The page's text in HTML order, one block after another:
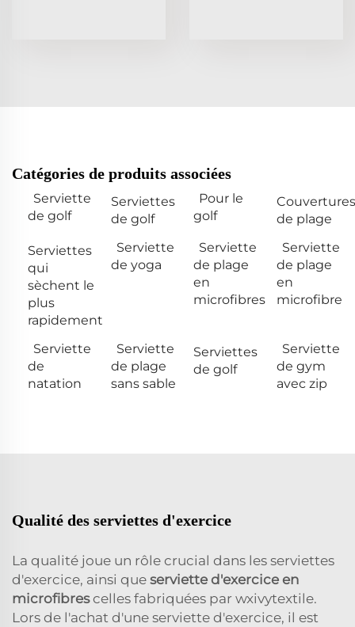
Catégories de produits associées
Serviette
de golf
Serviettes
de golf
Pour le
golf
Couvertures
de plage
Serviettes
qui
sèchent le
plus
rapidement
Serviette
de yoga
Serviette
de plage
en
microfibres
Serviette
de plage
en
microfibre
Serviette
de
natation
Serviette
de plage
sans sable
Serviettes
de golf
Serviette
de gym
avec zip
Qualité des serviettes d'exercice
La qualité joue un rôle crucial dans les serviettes
d'exercice, ainsi que serviette d'exercice en
microfibrescelles fabriquées par wxivytextile.
Lors de l'achat d'une serviette d'exercice, il est